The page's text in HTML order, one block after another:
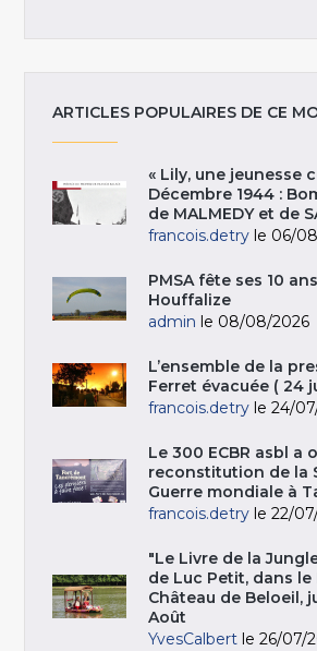
ARTICLES POPULAIRES DE CE
« Lily, une jeunesse
Décembre 1944 :
de MALMEDY et de
francois.detry le 06/
PMSA fête ses 10
Houffalize
admin le 08/08/2026
L’ensemble de la
Ferret évacuée ( 24
francois.detry le 24/
Le 300 ECBR asbl a
reconstitution de la
Guerre mondiale à
francois.detry le 22/
"Le Livre de la
de Luc Petit, dans le
Château de Beloeil,
Août
YvesCalbert le 26/07/